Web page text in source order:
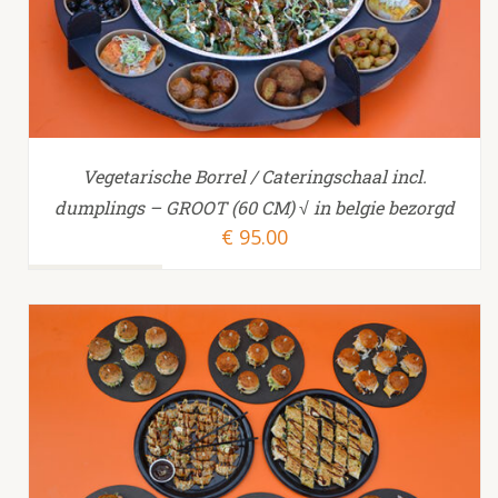
Vegetarische Borrel / Cateringschaal incl.
dumplings – GROOT (60 CM) √ in belgie bezorgd
€ 95.00
TOEVOEGEN AAN WINKELWAGEN